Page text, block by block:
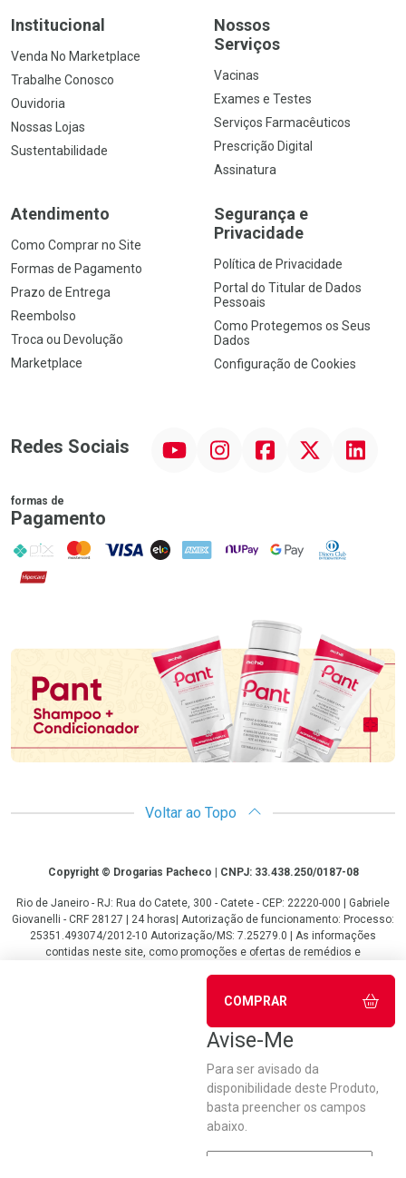
COMPRAR
Avise-Me
Para ser avisado da
disponibilidade deste Produto,
basta preencher os campos
abaixo.
Institucional
Venda No Marketplace
Trabalhe Conosco
Ouvidoria
Nossas Lojas
Sustentabilidade
Nossos
Serviços
Vacinas
Exames e Testes
Serviços Farmacêuticos
Prescrição Digital
Assinatura
Atendimento
Como Comprar no Site
Formas de Pagamento
Prazo de Entrega
Reembolso
Troca ou Devolução
Marketplace
Segurança e
Privacidade
Política de Privacidade
Portal do Titular de Dados
Pessoais
Como Protegemos os Seus
Dados
Configuração de Cookies
Redes Sociais InstagramFacebookTwitter Linkedin
formas de
Pagamento
PIX MasterCard
VISA ELO AMEX NuPay Google PayDiners Club
Hipercard
Promoção em Destaque
Voltar ao Topo
CopyrightCopyright © Drogarias Pacheco | CNPJ: 33.438.250/0187-08
Rio de Janeiro - RJ: Rua do Catete, 300 - Catete - CEP: 22220-000 | Gabriele
Giovanelli - CRF 28127 | 24 horas| Autorização de funcionamento: Processo:
25351.493074/2012-10 Autorização/MS: 7.25279.0 | As informações
contidas neste site, como promoções e ofertas de remédios e
área médica. Somente o médico está em condições de diagnosticar
preços e as promoções são válidos apenas para compras via internet. As
fotos contidas em nosso site são meramente ilustrativas. *Preços e
disponibilidade sujeitos a alterações no decorrer do dia. Antibióticos e
antimicrobianos vendas apenas em lojas físicas ou televendas. Portaria nº
344 - 01/02/1999 - Ministério da Saúde. Horário de funcionamento Central
de Vendas e Atendimento ao Cliente 4020 4404 ou 0800 282 10 10 de
domingo a domingo das 08h00 às 20h00.